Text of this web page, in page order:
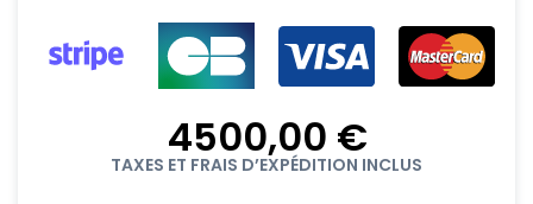
4500,00 €
TAXES ET FRAIS D’EXPÉDITION INCLUS